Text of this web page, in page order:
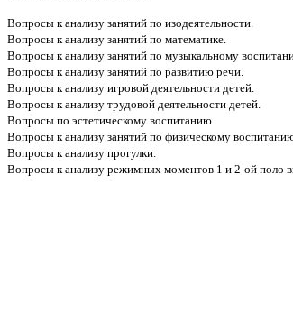
Вопросы к анализу занятий по изодеятельности.
Вопросы к анализу занятий по математике.
Вопросы к анализу занятий по музыкальному
Вопросы к анализу занятий по развитию речи.
Вопросы к анализу игровой деятельности детей.
Вопросы к анализу трудовой деятельности детей.
Вопросы по эстетическому воспитанию.
Вопросы к анализу занятий по физическому
Вопросы к анализу прогулки.
Вопросы к анализу режимных моментов 1 и 2-ой поло